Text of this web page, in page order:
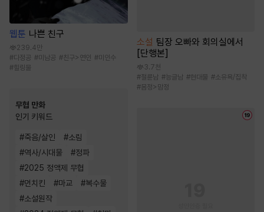
웹툰 나쁜 친구
239.4만
#다정공 #미남공 #친구>연인 #미인수
# 힐링물
무협 만화
인기 키워드
#죽음/살인 #소림
#역사/시대물 #정파
#2025 정액제 무협
#먼치킨 #마교 #복수물
#소설원작
소설 팀장 오빠와 회의실에서
[단행본]
3.7천
#절륜남 #능글남 #현대물 #소유욕/집착
#몸정>맘정